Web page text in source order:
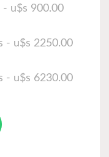
- u$s 900.00
- u$s 2250.00
- u$s 6230.00